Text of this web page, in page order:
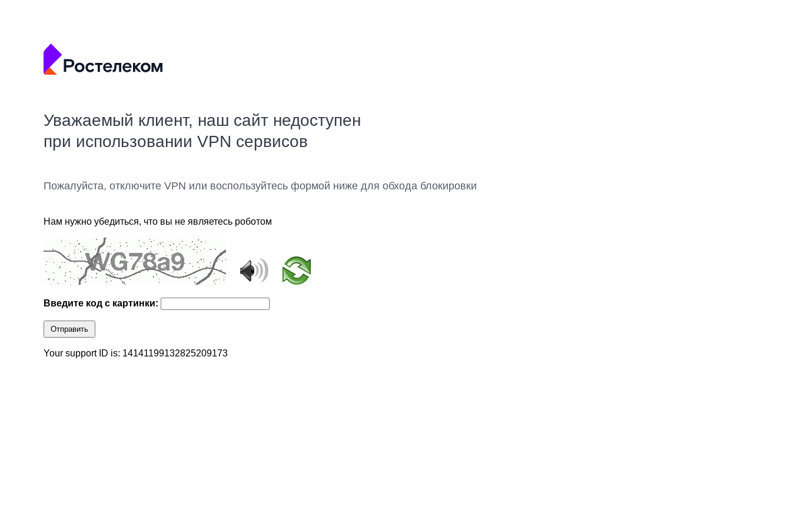
Уважаемый клиент, наш сайт недоступен
при использовании VPN сервисов
Пожалуйста, отключите VPN или воспользуйтесь формой ниже для обхода блокировки
Нам нужно убедиться, что вы не являетесь роботом
Введите код с картинки:
Отправить
Your support ID is: 14141199132825209173